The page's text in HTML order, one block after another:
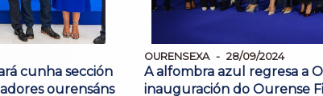
cunha sección
ourensáns
OURENSEXA 28/09/2024
A alfombra azul regresa a
inauguración do Ourense